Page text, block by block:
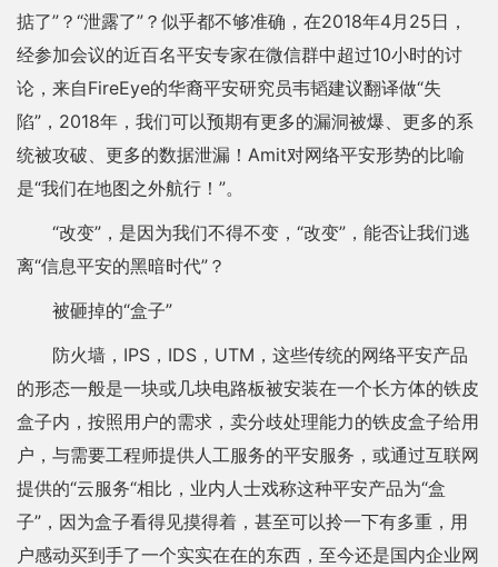
掂了”？“泄露了”？似乎都不够准确，在2018年4月25日，
经参加会议的近百名平安专家在微信群中超过10小时的讨
论，来自FireEye的华裔平安研究员韦韬建议翻译做“失
陷”，2018年，我们可以预期有更多的漏洞被爆、更多的系
统被攻破、更多的数据泄漏！Amit对网络平安形势的比喻
是“我们在地图之外航行！”。
“改变”，是因为我们不得不变，“改变”，能否让我们逃
离“信息平安的黑暗时代”？
被砸掉的“盒子”
防火墙，IPS，IDS，UTM，这些传统的网络平安产品
的形态一般是一块或几块电路板被安装在一个长方体的铁皮
盒子内，按照用户的需求，卖分歧处理能力的铁皮盒子给用
户，与需要工程师提供人工服务的平安服务，或通过互联网
提供的“云服务“相比，业内人士戏称这种平安产品为“盒
子”，因为盒子看得见摸得着，甚至可以拎一下有多重，用
户感动买到手了一个实实在在的东西，至今还是国内企业网